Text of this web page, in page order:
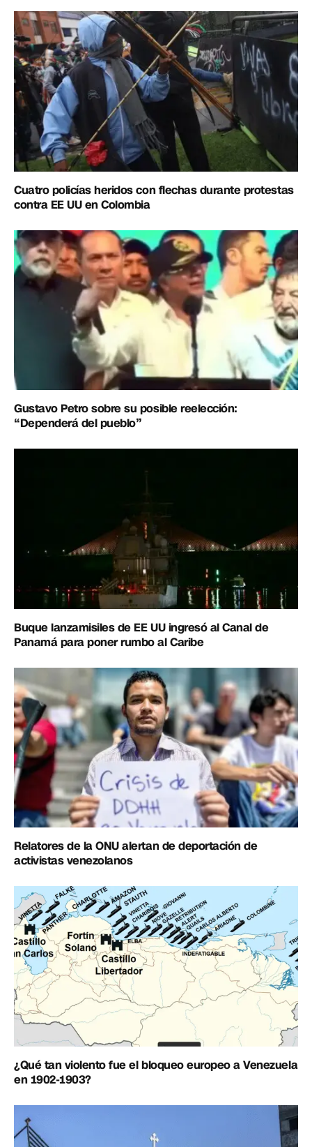
Cuatro policías heridos con flechas durante protestas
contra EE UU en Colombia
Gustavo Petro sobre su posible reelección:
“Dependerá del pueblo”
Buque lanzamisiles de EE UU ingresó al Canal de
Panamá para poner rumbo al Caribe
Relatores de la ONU alertan de deportación de
activistas venezolanos
¿Qué tan violento fue el bloqueo europeo a Venezuela
en 1902-1903?